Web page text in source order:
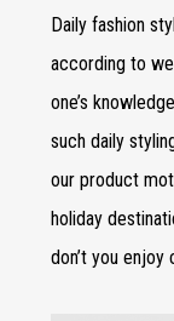
Daily fashion
according to
one’s
such daily
our product
holiday
don’t you